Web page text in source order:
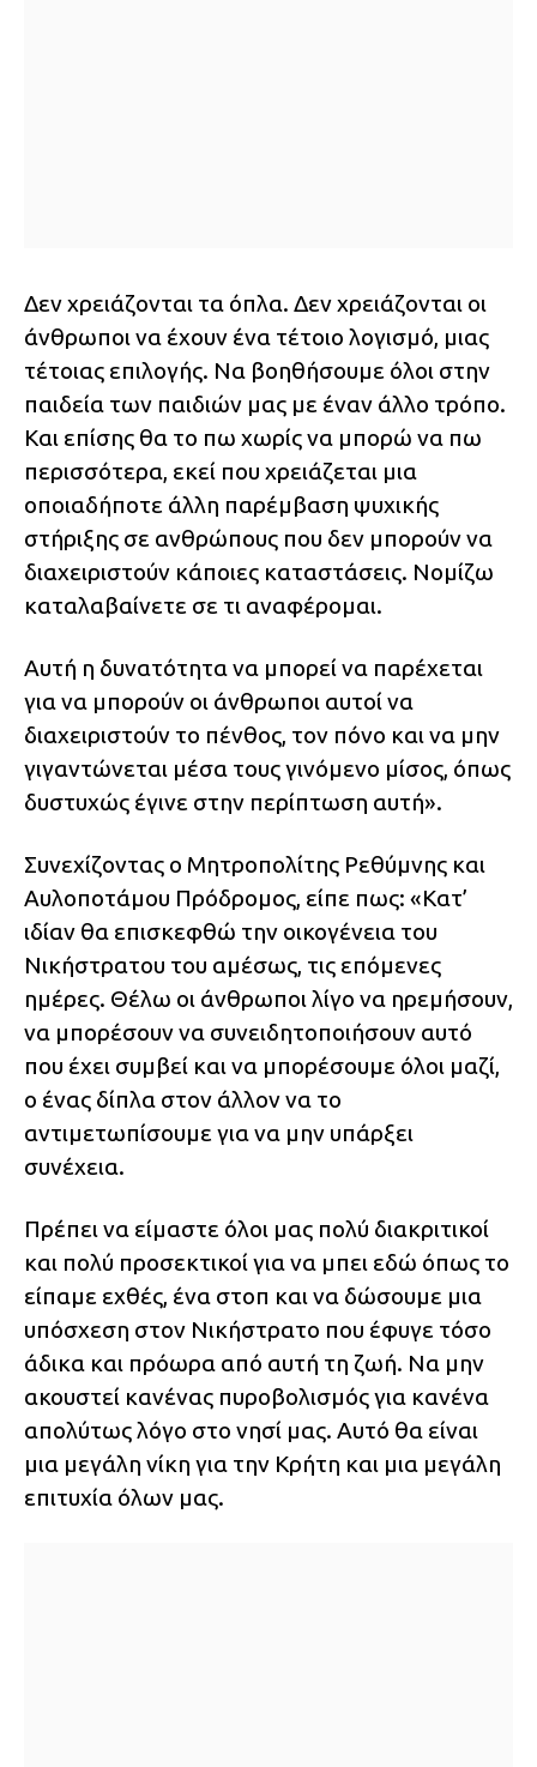
Δεν χρειάζονται τα όπλα. Δεν χρειάζονται οι
άνθρωποι να έχουν ένα τέτοιο λογισμό, μιας
τέτοιας επιλογής. Να βοηθήσουμε όλοι στην
παιδεία των παιδιών μας με έναν άλλο τρόπο.
Και επίσης θα το πω χωρίς να μπορώ να πω
περισσότερα, εκεί που χρειάζεται μια
οποιαδήποτε άλλη παρέμβαση ψυχικής
στήριξης σε ανθρώπους που δεν μπορούν να
διαχειριστούν κάποιες καταστάσεις. Νομίζω
καταλαβαίνετε σε τι αναφέρομαι.
Αυτή η δυνατότητα να μπορεί να παρέχεται
για να μπορούν οι άνθρωποι αυτοί να
διαχειριστούν το πένθος, τον πόνο και να μην
γιγαντώνεται μέσα τους γινόμενο μίσος, όπως
δυστυχώς έγινε στην περίπτωση αυτή».
Συνεχίζοντας ο Μητροπολίτης Ρεθύμνης και
Αυλοποτάμου Πρόδρομος, είπε πως: «Κατ’
ιδίαν θα επισκεφθώ την οικογένεια του
Νικήστρατου του αμέσως, τις επόμενες
ημέρες. Θέλω οι άνθρωποι λίγο να ηρεμήσουν,
να μπορέσουν να συνειδητοποιήσουν αυτό
που έχει συμβεί και να μπορέσουμε όλοι μαζί,
ο ένας δίπλα στον άλλον να το
αντιμετωπίσουμε για να μην υπάρξει
συνέχεια.
Πρέπει να είμαστε όλοι μας πολύ διακριτικοί
και πολύ προσεκτικοί για να μπει εδώ όπως το
είπαμε εχθές, ένα στοπ και να δώσουμε μια
υπόσχεση στον Νικήστρατο που έφυγε τόσο
άδικα και πρόωρα από αυτή τη ζωή. Να μην
ακουστεί κανένας πυροβολισμός για κανένα
απολύτως λόγο στο νησί μας. Αυτό θα είναι
μια μεγάλη νίκη για την Κρήτη και μια μεγάλη
επιτυχία όλων μας.